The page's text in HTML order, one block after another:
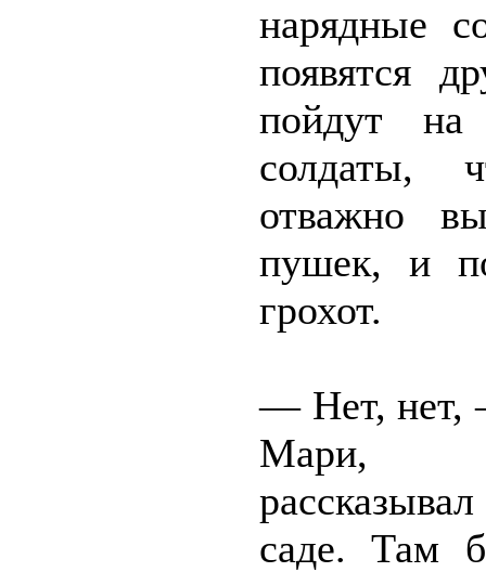
нарядные
появятся
пойдут
солдаты,
отважно
пушек, и
грохот.
— Нет, нет,
Мари,
саде. Там